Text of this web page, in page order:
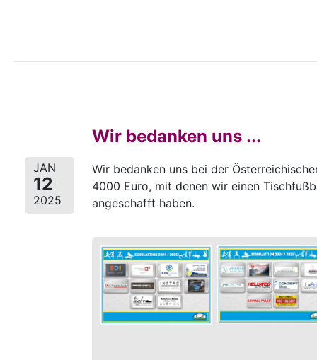
JAN
12
2025
Wir bedanken uns ...
Wir bedanken uns bei der
4000 Euro, mit denen wir einen
angeschafft haben.